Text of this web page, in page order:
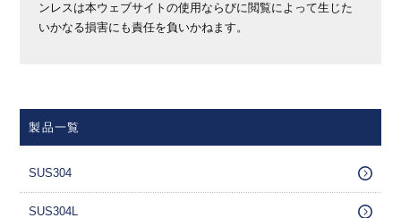
ンレスは本ウェブサイトの使用ならびに閲覧によって生じた
いかなる損害にも責任を負いかねます。
製品一覧
SUS304
SUS304L